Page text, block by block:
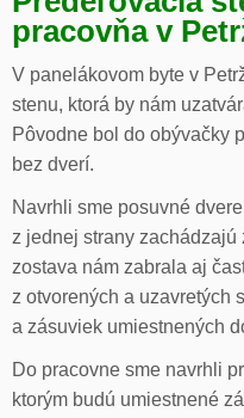
pracovňa v
V panelákovom byte v
stenu, ktorá by nám
Pôvodne bol do obývačky
bez dverí.
Navrhli sme posuvné
z jednej strany
zostava nám zabrala aj
z otvorených a uzavretých
a zásuviek umiestnených
Do pracovne sme navrhli
ktorým budú umiestnené